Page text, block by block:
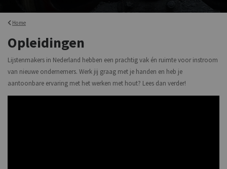
Home
Opleidingen
Lijstenmakers in Nederland hebben een prachtig vak én ruimte voor instroom
van nieuwe ondernemers. Werk jij graag met je handen en heb je
aantoonbare ervaring met het werken met hout? Lees dan verder!